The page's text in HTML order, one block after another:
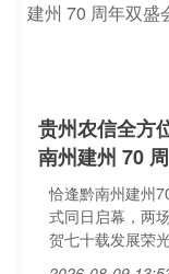
贵州农信全方
南州建州 70 周
恰逢黔南州建州
式同日启幕，两
贺七十载发展荣